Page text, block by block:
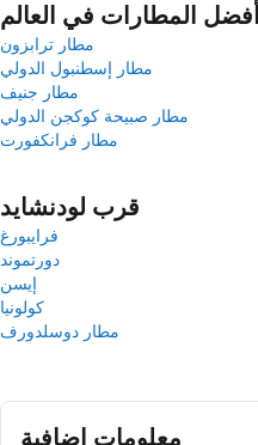
أفضل المطارات في العالم
مطار ترابزون
مطار إسطنبول الدولي
مطار جنيف
مطار صبيحة كوكجن الدولي
مطار فرانكفورت
قرب لودنشايد
فرايبورغ
دورتموند
إيسن
كولونيا
مطار دوسلدورف
معلومات إضافية